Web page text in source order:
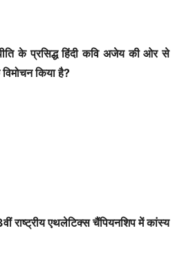
के प्रसिद्ध हिंदी कवि अजेय की ओर से
किया है?
राष्ट्रीय एथलेटिक्स चैंपियनशिप में कांस्य